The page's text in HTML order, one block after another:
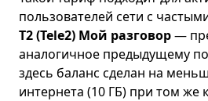
пользователей сети с
T2 (Tele2) Мой разговор—
аналогичное предыдущему
здесь баланс сделан на
интернета (10 ГБ) при том же